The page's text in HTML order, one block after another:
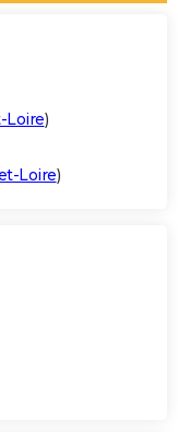
Loire)
Loire)